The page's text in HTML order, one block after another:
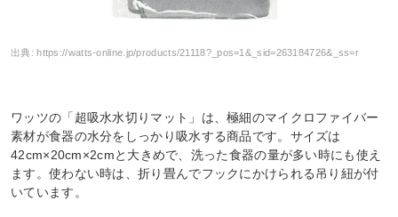
出典:https://watts-online.jp/products/21118?_pos=1&_sid=263184726&_ss=r
ワッツの「超吸水水切りマット」は、極細のマイクロファイバー
素材が食器の水分をしっかり吸水する商品です。サイズは
42cm×20cm×2cmと大きめで、洗った食器の量が多い時にも使え
ます。使わない時は、折り畳んでフックにかけられる吊り紐が付
いています。